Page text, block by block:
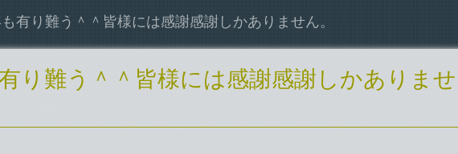
有り難う＾＾皆様には感謝感謝しかありません。
り難う＾＾皆様には感謝感謝しかありませ